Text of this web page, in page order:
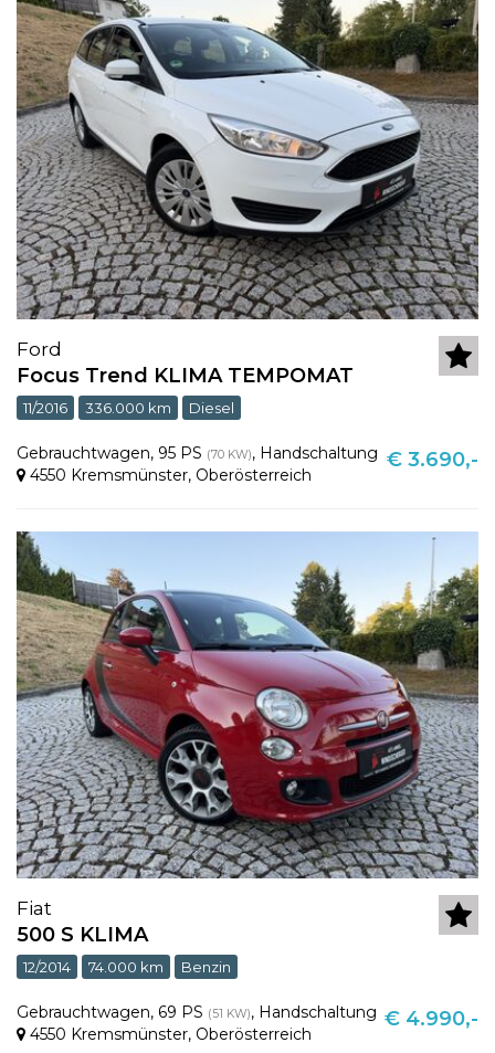
Ford
Focus Trend KLIMA TEMPOMAT
11/2016 336.000 km Diesel
Gebrauchtwagen, 95 PS (70 KW), Handschaltung
4550 Kremsmünster, Oberösterreich
€ 3.690,-
Fiat
500 S KLIMA
12/2014 74.000 km Benzin
Gebrauchtwagen, 69 PS (51 KW), Handschaltung
4550 Kremsmünster, Oberösterreich
€ 4.990,-